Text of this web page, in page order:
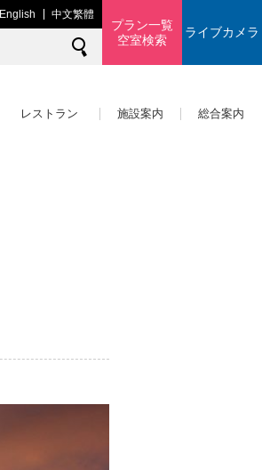
English 中文繁體
プラン一覧
空室検索
ライブカメラ
レストラン 施設案内 総合案内